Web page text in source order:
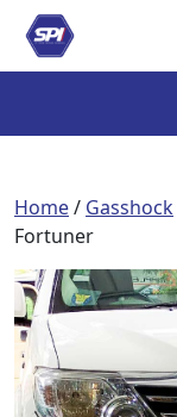
Home/ Gasshock
Fortuner